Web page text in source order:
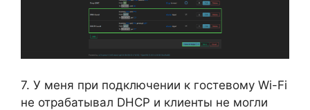
7. У меня при подключении к гостевому Wi-Fi
не отрабатывал DHCP и клиенты не могли